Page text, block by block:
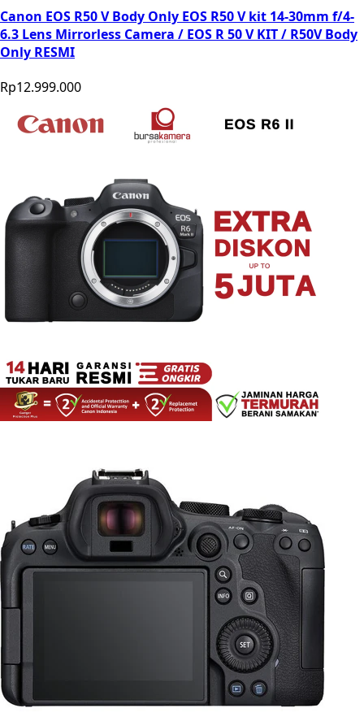
Canon EOS R50 V Body Only EOS R50 V kit 14-30mm f/4-
6.3 Lens Mirrorless Camera / EOS R 50 V KIT / R50V Body
Only RESMI
Rp12.999.000